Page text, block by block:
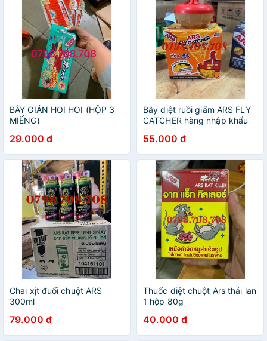
BẪY GIÁN HOI HOI (HỘP 3
MIẾNG)
29.000 đ
Bẫy diệt ruồi giấm ARS FLY
CATCHER hàng nhập khẩu
55.000 đ
Chai xịt đuổi chuột ARS
300ml
79.000 đ
Thuốc diệt chuột Ars thái lan
1 hộp 80g
40.000 đ